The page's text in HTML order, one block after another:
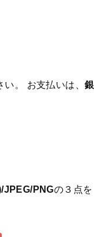
い。 お支払いは、銀
PNGの３点を